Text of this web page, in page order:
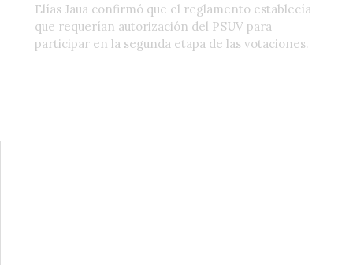
Elías Jaua confirmó que el reglamento establecía
que requerían autorización del PSUV para
participar en la segunda etapa de las votaciones.